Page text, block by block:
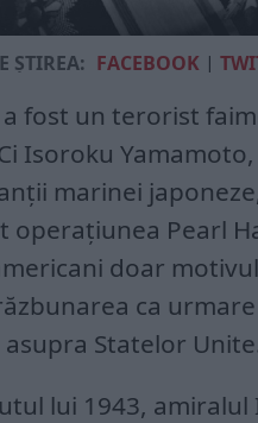
ȘTIREA: FACEBOOK |
fost un terorist
Isoroku
marinei
operațiunea Pearl
doar
ca
asupra Statelor
lui 1943, amiralul